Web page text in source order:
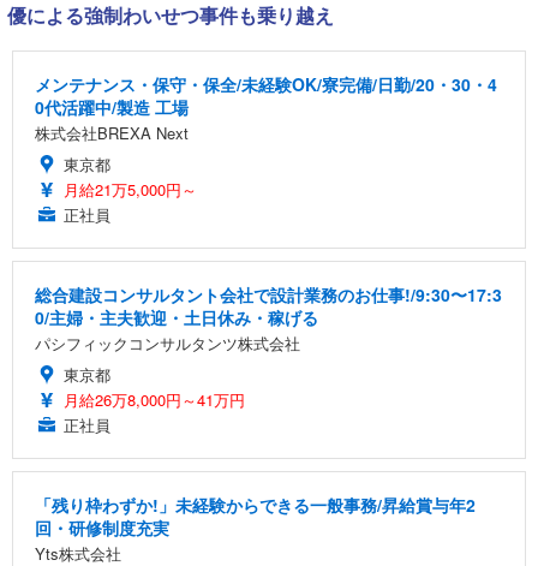
優による強制わいせつ事件も乗り越え
メンテナンス・保守・保全/未経験OK/寮完備/日勤/20・30・4
0代活躍中/製造 工場
株式会社BREXA Next
東京都
月給21万5,000円～
正社員
総合建設コンサルタント会社で設計業務のお仕事!/9:30〜17:3
0/主婦・主夫歓迎・土日休み・稼げる
パシフィックコンサルタンツ株式会社
東京都
月給26万8,000円～41万円
正社員
「残り枠わずか!」未経験からできる一般事務/昇給賞与年2
回・研修制度充実
Yts株式会社